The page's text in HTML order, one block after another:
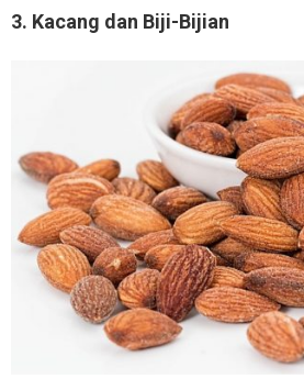
3. Kacang dan Biji-Bijian